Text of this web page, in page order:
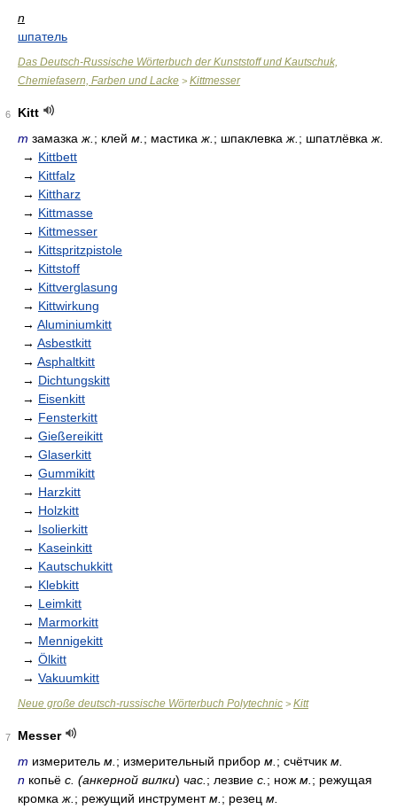
n
шпатель
Das Deutsch-Russische Wörterbuch der Kunststoff und Kautschuk,
Chemiefasern, Farben und Lacke > Kittmesser
6
Kitt
m замазка ж. ; клей м. ; мастика ж. ; шпаклевка ж. ; шпатлёвка ж.
→ Kittbett
→ Kittfalz
→ Kittharz
→ Kittmasse
→ Kittmesser
→ Kittspritzpistole
→ Kittstoff
→ Kittverglasung
→ Kittwirkung
→ Aluminiumkitt
→ Asbestkitt
→ Asphaltkitt
→ Dichtungskitt
→ Eisenkitt
→ Fensterkitt
→ Gießereikitt
→ Glaserkitt
→ Gummikitt
→ Harzkitt
→ Holzkitt
→ Isolierkitt
→ Kaseinkitt
→ Kautschukkitt
→ Klebkitt
→ Leimkitt
→ Marmorkitt
→ Mennigekitt
→ Ölkitt
→ Vakuumkitt
Neue große deutsch-russische Wörterbuch Polytechnic > Kitt
7
Messer
m измеритель м. ; измерительный прибор м. ; счётчик м.
n копьё с. (анкерной вилки) час. ; лезвие с. ; нож м. ; режущая
кромка ж. ; режущий инструментм. ; резец м.